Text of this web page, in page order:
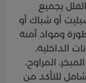
بجميع
أو شباك أو
ومواد آمنة
الداخلية،
المراوح،
للتأكد من